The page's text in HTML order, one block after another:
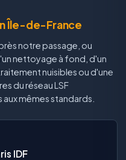
Île-de-France
notre passage, ou
nettoyage à fond, d'un
nuisibles ou d'une
du réseau LSF
mêmes standards.
IDF